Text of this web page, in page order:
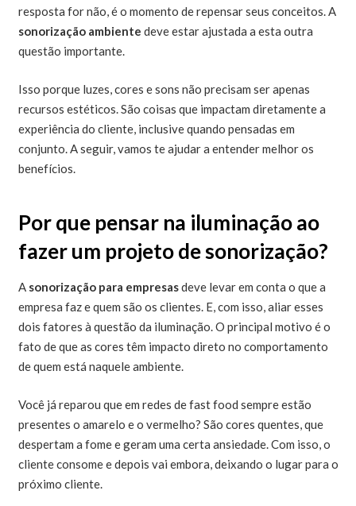
resposta for não, é o momento de repensar seus conceitos. A
sonorização ambiente deve estar ajustada a esta outra
questão importante.
Isso porque luzes, cores e sons não precisam ser apenas
recursos estéticos. São coisas que impactam diretamente a
experiência do cliente, inclusive quando pensadas em
conjunto. A seguir, vamos te ajudar a entender melhor os
benefícios.
Por que pensar na iluminação ao
fazer um projeto de sonorização?
A sonorização para empresasdeve levar em conta o que a
empresa faz e quem são os clientes. E, com isso, aliar esses
dois fatores à questão da iluminação. O principal motivo é o
fato de que as cores têm impacto direto no comportamento
de quem está naquele ambiente.
Você já reparou que em redes de fast food sempre estão
presentes o amarelo e o vermelho? São cores quentes, que
despertam a fome e geram uma certa ansiedade. Com isso, o
cliente consome e depois vai embora, deixando o lugar para o
próximo cliente.